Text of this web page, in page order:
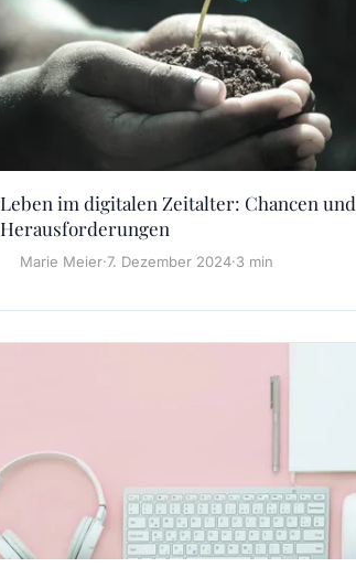
Leben im digitalen Zeitalter: Chancen und
Herausforderungen
Marie Meier·7. Dezember 2024·3 min